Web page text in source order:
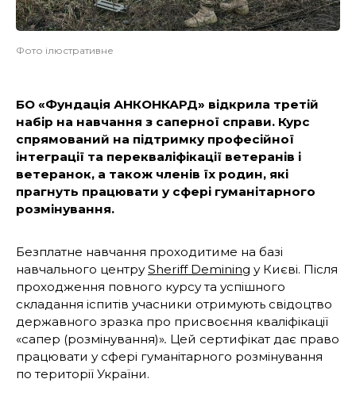
Фото ілюстративне
БО «Фундація АНКОНКАРД» відкрила третій
набір на навчання з саперної справи. Курс
спрямований на підтримку професійної
інтеграції та перекваліфікації ветеранів і
ветеранок, а також членів їх родин, які
прагнуть працювати у сфері гуманітарного
розмінування.
Безплатне навчання проходитиме на базі
навчального центруSheriff Demining у Києві. Після
проходження повного курсу та успішного
складання іспитів учасники отримують свідоцтво
державного зразка про присвоєння кваліфікації
«сапер (розмінування)». Цей сертифікат дає право
працювати у сфері гуманітарного розмінування
по території України.